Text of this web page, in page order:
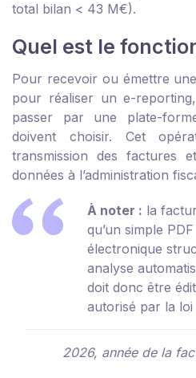
total bilan < 43 M€).
Quel est le
Pour recevoir ou émettre
pour réaliser un e-
passer par une plate-
doivent choisir. Cet
transmission des factures
données à l’administration
À noter : la
qu’un simple
électronique
analyse
doit donc être
autorisé par la
2026, année de la